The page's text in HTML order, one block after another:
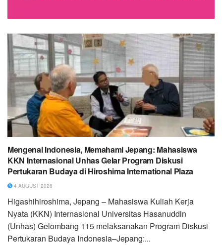
Mengenal Indonesia, Memahami Jepang: Mahasiswa
KKN Internasional Unhas Gelar Program Diskusi
Pertukaran Budaya di Hiroshima International Plaza
4 AUGUST 2026
Higashihiroshima, Jepang – Mahasiswa Kuliah Kerja
Nyata (KKN) Internasional Universitas Hasanuddin
(Unhas) Gelombang 115 melaksanakan Program Diskusi
Pertukaran Budaya Indonesia–Jepang:...